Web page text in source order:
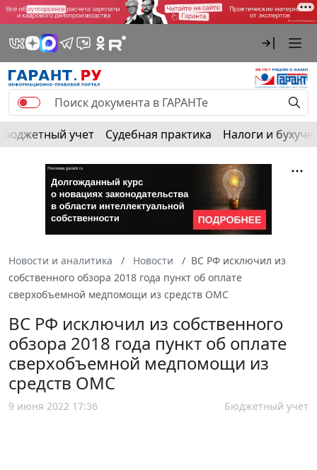
Бюджетный учет Судебная практика Налоги и
Новости и аналитика Новости
ВС РФ исключил из
собственного обзора 2018 года пункт об оплате
сверхобъемной медпомощи из средств ОМС
ВС РФ исключил из собственного
обзора 2018 года пункт об оплате
сверхобъемной медпомощи из
средств ОМС
9 июня 2022 17:36 Бюджетный учет